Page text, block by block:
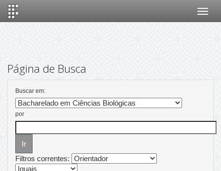
Página de Busca
Buscar em:
por
Filtros correntes: